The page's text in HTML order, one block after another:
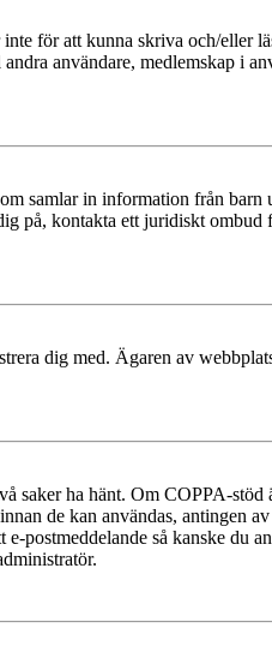
för att kunna skriva och/
användare, medlemskap i
samlar in information från
på, kontakta ett juridiskt
dig med. Ägaren av
saker ha hänt. Om COPPA-
de kan användas, antingen
så kanske du